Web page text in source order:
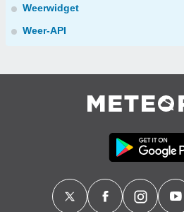
Weerwidget
Weer-API